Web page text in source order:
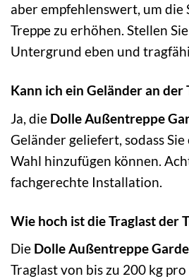
aber empfehlenswert, um
Treppe zu erhöhen. Stellen
Untergrund eben und
Kann ich ein Geländer an der
Ja, die Dolle Außentreppe
Geländer geliefert, sodass
Wahl hinzufügen können.
fachgerechte Installation.
Wie hoch ist die Traglast der
Die Dolle Außentreppe
Traglast von bis zu 200 kg pro